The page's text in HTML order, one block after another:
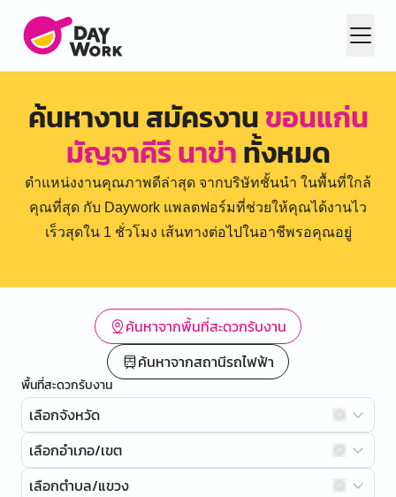
ค้นหางาน สมัครงานขอนแก่น
มัญจาคีรี นาข่าทั้งหมด
ตำแหน่งงานคุณภาพดีล่าสุด จากบริษัทชั้นนำ ในพื้นที่ใกล้
คุณที่สุด กับ Daywork แพลตฟอร์มที่ช่วยให้คุณได้งานไว
เร็วสุดใน 1 ชั่วโมง เส้นทางต่อไปในอาชีพรอคุณอยู่
ค้นหาจากพื้นที่สะดวกรับงาน
ค้นหาจากสถานีรถไฟฟ้า
พื้นที่สะดวกรับงาน
เลือกจังหวัด
เลือกอำเภอ/เขต
เลือกตำบล/แขวง